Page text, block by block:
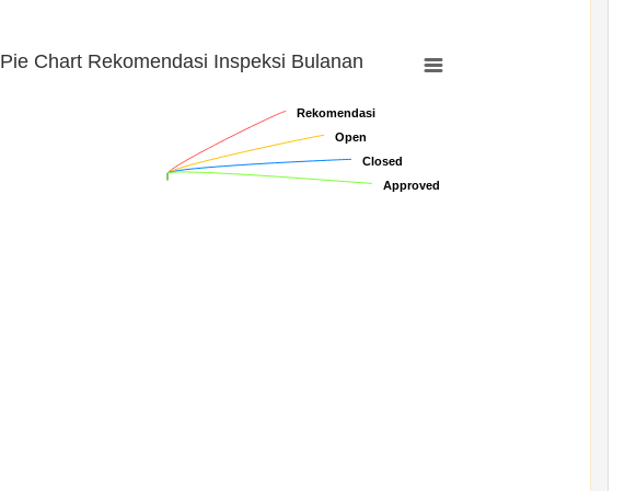
Pie Chart Rekomendasi Inspeksi Bulanan
Rekomendasi
Rekomendasi
Open
Open
Closed
Closed
Approved
Approved